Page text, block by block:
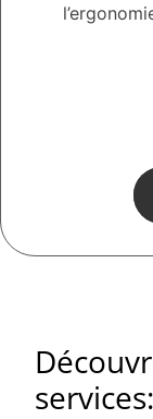
services: